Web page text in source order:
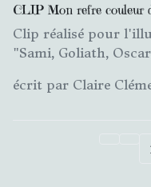
CLIP Mon refre couleur
Clip réalisé pour
"Sami, Goliath,
écrit par Claire